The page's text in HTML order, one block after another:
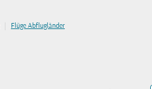
| Flüge Abflugländer